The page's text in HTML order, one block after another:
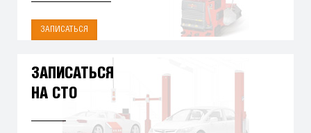
ЗАПИСАТЬСЯ
ЗАПИСАТЬСЯ
НА СТО